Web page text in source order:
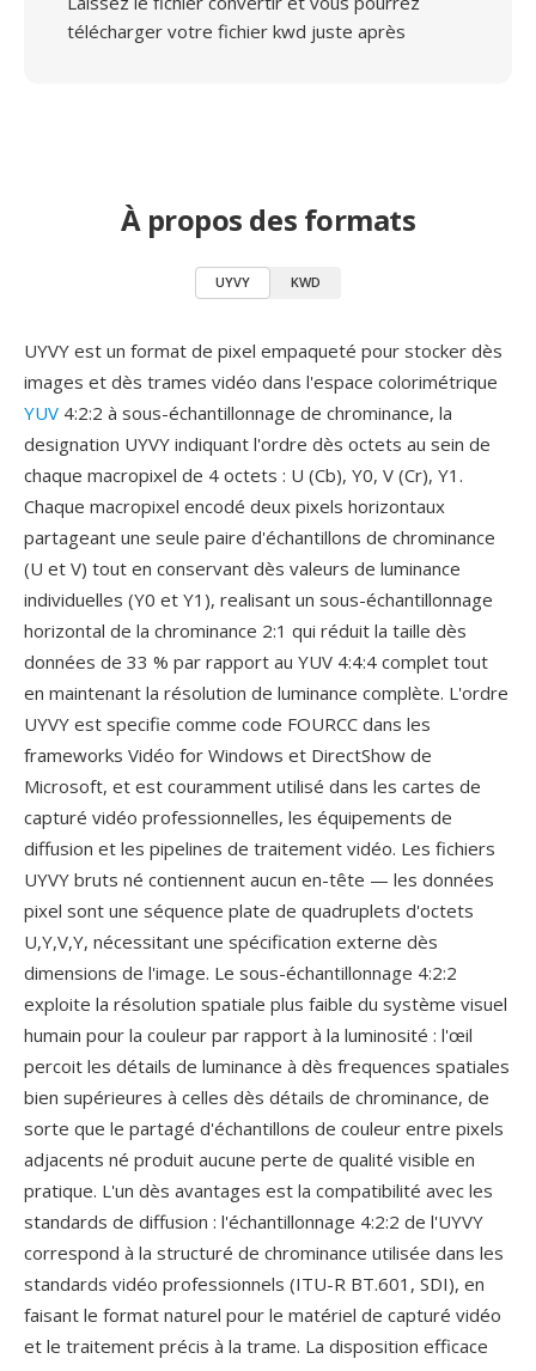
télécharger votre fichier kwd juste après
À propos des formats
UYVY KWD
UYVY est un format de pixel empaqueté pour stocker dès
images et dès trames vidéo dans l'espace colorimétrique
YUV 4:2:2 à sous-échantillonnage de chrominance, la
designation UYVY indiquant l'ordre dès octets au sein de
chaque macropixel de 4 octets : U (Cb), Y0, V (Cr), Y1.
Chaque macropixel encodé deux pixels horizontaux
partageant une seule paire d'échantillons de chrominance
(U et V) tout en conservant dès valeurs de luminance
individuelles (Y0 et Y1), realisant un sous-échantillonnage
horizontal de la chrominance 2:1 qui réduit la taille dès
données de 33 % par rapport au YUV 4:4:4 complet tout
en maintenant la résolution de luminance complète. L'ordre
UYVY est specifie comme code FOURCC dans les
frameworks Vidéo for Windows et DirectShow de
Microsoft, et est couramment utilisé dans les cartes de
capturé vidéo professionnelles, les équipements de
diffusion et les pipelines de traitement vidéo. Les fichiers
UYVY bruts né contiennent aucun en-tête — les données
pixel sont une séquence plate de quadruplets d'octets
U,Y,V,Y, nécessitant une spécification externe dès
dimensions de l'image. Le sous-échantillonnage 4:2:2
exploite la résolution spatiale plus faible du système visuel
humain pour la couleur par rapport à la luminosité : l'œil
percoit les détails de luminance à dès frequences spatiales
bien supérieures à celles dès détails de chrominance, de
sorte que le partagé d'échantillons de couleur entre pixels
adjacents né produit aucune perte de qualité visible en
pratique. L'un dès avantages est la compatibilité avec les
standards de diffusion : l'échantillonnage 4:2:2 de l'UYVY
correspond à la structuré de chrominance utilisée dans les
standards vidéo professionnels (ITU-R BT.601, SDI), en
faisant le format naturel pour le matériel de capturé vidéo
et le traitement précis à la trame. La disposition efficace